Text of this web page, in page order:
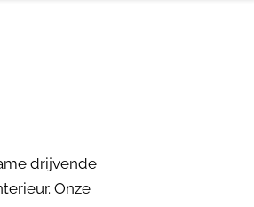
drijvende
Onze